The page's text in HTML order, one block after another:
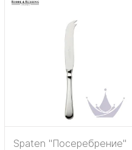
Spaten "Посеребрение"